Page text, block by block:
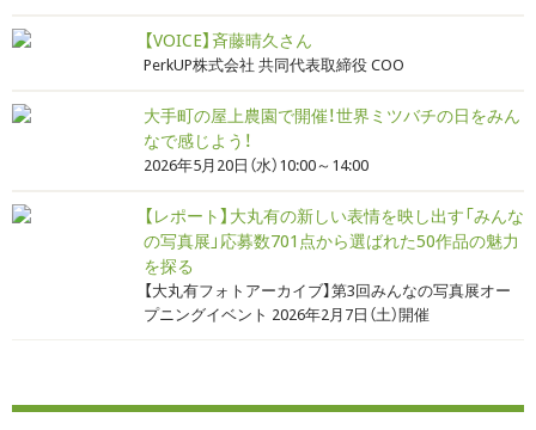
【VOICE】斉藤晴久さん
PerkUP株式会社 共同代表取締役 COO
大手町の屋上農園で開催！世界ミツバチの日をみん
なで感じよう！
2026年5月20日（水）10:00～14:00
【レポート】大丸有の新しい表情を映し出す「みんな
の写真展」応募数701点から選ばれた50作品の魅力
を探る
【大丸有フォトアーカイブ】第3回みんなの写真展オー
プニングイベント 2026年2月7日（土）開催